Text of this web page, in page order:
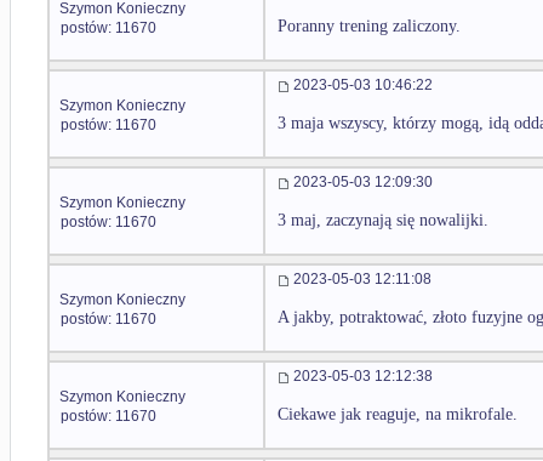
Szymon Konieczny
postów: 11670
Poranny trening zaliczony.
Szymon Konieczny
postów: 11670
2023-05-03 10:46:22
3 maja wszyscy, którzy mogą, idą
Szymon Konieczny
postów: 11670
2023-05-03 12:09:30
3 maj, zaczynają się nowalijki.
Szymon Konieczny
postów: 11670
2023-05-03 12:11:08
A jakby, potraktować, złoto fuzyjne
Szymon Konieczny
postów: 11670
2023-05-03 12:12:38
Ciekawe jak reaguje, na mikrofale.